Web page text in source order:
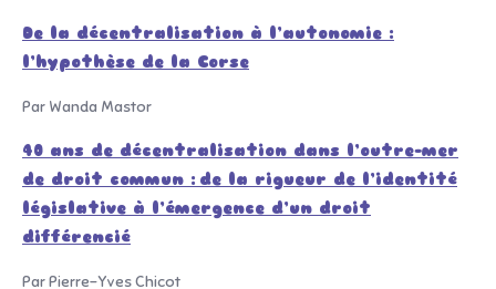
De la décentralisation à l’autonomie :
l’hypothèse de la Corse
Par Wanda Mastor
40 ans de décentralisation dans l’outre-mer
de droit commun : de la rigueur de l’identité
législative à l’émergence d’un droit
différencié
Par Pierre-Yves Chicot